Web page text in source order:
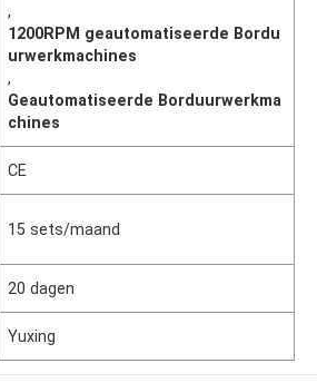
,
1200RPM geautomatiseerde Bordu
urwerkmachines
,
Geautomatiseerde Borduurwerkma
chines
CE
15 sets/maand
20 dagen
Yuxing